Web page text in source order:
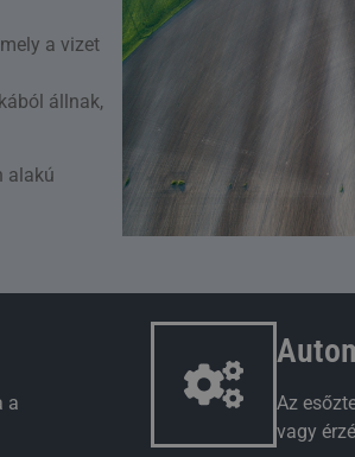
a vizet
állnak,
alakú
a
Az
vagy